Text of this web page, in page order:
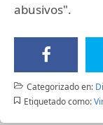
abusivos".
Categorizado en:
Etiquetado como: